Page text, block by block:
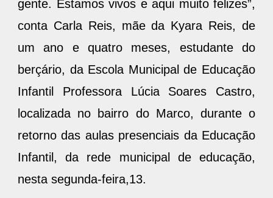
gente. Estamos vivos e aqui muito felizes”,
conta Carla Reis, mãe da Kyara Reis, de
um ano e quatro meses, estudante do
berçário, da Escola Municipal de Educação
Infantil Professora Lúcia Soares Castro,
localizada no bairro do Marco, durante o
retorno das aulas presenciais da Educação
Infantil, da rede municipal de educação,
nesta segunda-feira,13.